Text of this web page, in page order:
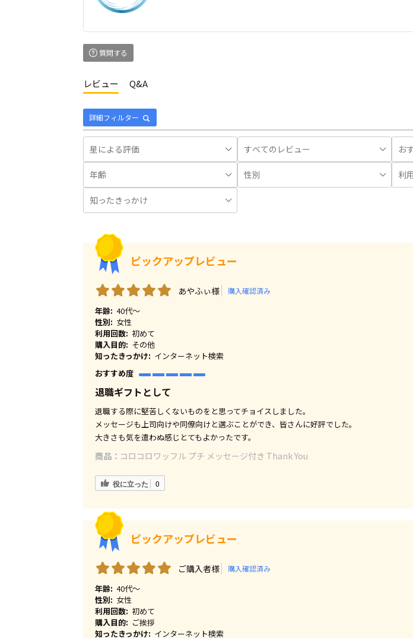
質問する
レビュー Q&A
詳細フィルター
ピックアップレビュー
あやふぃ様 購入確認済み
年齢: 40代～
性別: 女性
利用回数: 初めて
購入目的: その他
知ったきっかけ: インターネット検索
おすすめ度
退職ギフトとして
退職する際に堅苦しくないものをと思ってチョイスしました。
メッセージも上司向けや同僚向けと選ぶことができ、皆さんに好評でした。
大きさも気を遣わぬ感じとてもよかったです。
商品： コロコロワッフル プチ メッセージ付き Thank You
役に立った 0
ピックアップレビュー
ご購入者様 購入確認済み
年齢: 40代～
性別: 女性
利用回数: 初めて
購入目的: ご挨拶
知ったきっかけ: インターネット検索